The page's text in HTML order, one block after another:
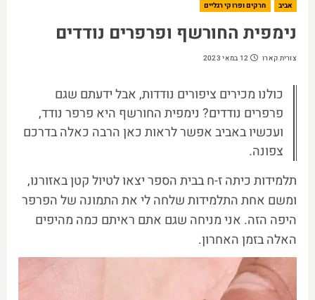
אביב חרקים ופרוקי רגליים
נימפית החורשף ופרפרים נודדים
צורית קארו 12 במאי 2023
כולנו מכירים ציפורים נודדות, אבל ידעתם שגם
פרפרים נודדים? נימפית החורשף היא פרפר נודד,
ועכשיו באביב אפשר לראות כאן הרבה כאלה בדרכם
צפונה.
תלמידות כיתה ז-ח בבית הספר יצאו לטיול קטן באזורנו,
ומשם אחת התלמידות שלחה לי את התמונה של הפרפר
היפה הזה. אני מניחה שגם אתם ראיתם כמה מהיפים
האלה בזמן האחרון.